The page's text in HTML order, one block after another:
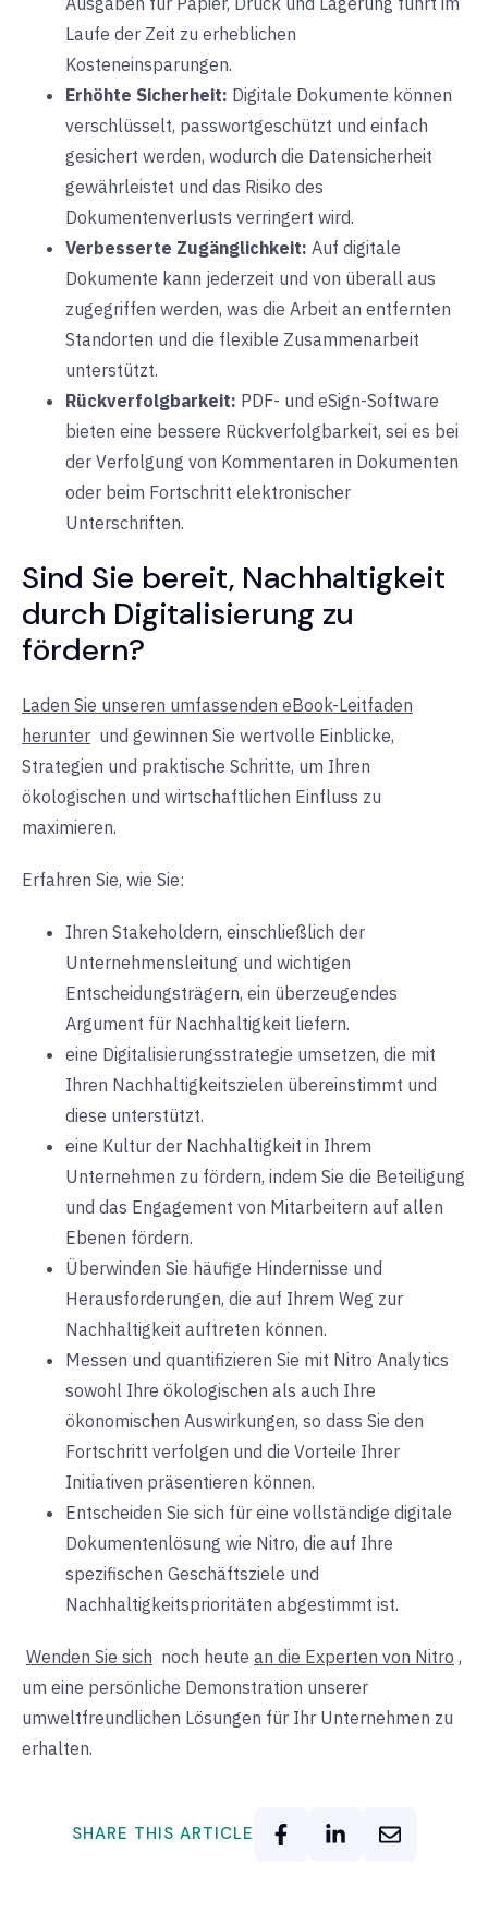
Laufe der Zeit zu erheblichen
Kosteneinsparungen.
Erhöhte Sicherheit: Digitale Dokumente können
verschlüsselt, passwortgeschützt und einfach
gesichert werden, wodurch die Datensicherheit
gewährleistet und das Risiko des
Dokumentenverlusts verringert wird.
Verbesserte Zugänglichkeit: Auf digitale
Dokumente kann jederzeit und von überall aus
zugegriffen werden, was die Arbeit an entfernten
Standorten und die flexible Zusammenarbeit
unterstützt.
Rückverfolgbarkeit: PDF- und eSign-Software
bieten eine bessere Rückverfolgbarkeit, sei es bei
der Verfolgung von Kommentaren in Dokumenten
oder beim Fortschritt elektronischer
Unterschriften.
Sind Sie bereit, Nachhaltigkeit
durch Digitalisierung zu
fördern?
Laden Sie unseren umfassenden eBook-Leitfaden
herunter und gewinnen Sie wertvolle Einblicke,
Strategien und praktische Schritte, um Ihren
ökologischen und wirtschaftlichen Einfluss zu
maximieren.
Erfahren Sie, wie Sie:
Ihren Stakeholdern, einschließlich der
Unternehmensleitung und wichtigen
Entscheidungsträgern, ein überzeugendes
Argument für Nachhaltigkeit liefern.
eine Digitalisierungsstrategie umsetzen, die mit
Ihren Nachhaltigkeitszielen übereinstimmt und
diese unterstützt.
eine Kultur der Nachhaltigkeit in Ihrem
Unternehmen zu fördern, indem Sie die Beteiligung
und das Engagement von Mitarbeitern auf allen
Ebenen fördern.
Überwinden Sie häufige Hindernisse und
Herausforderungen, die auf Ihrem Weg zur
Nachhaltigkeit auftreten können.
Messen und quantifizieren Sie mit Nitro Analytics
sowohl Ihre ökologischen als auch Ihre
ökonomischen Auswirkungen, so dass Sie den
Fortschritt verfolgen und die Vorteile Ihrer
Initiativen präsentieren können.
Entscheiden Sie sich für eine vollständige digitale
Dokumentenlösung wie Nitro, die auf Ihre
spezifischen Geschäftsziele und
Nachhaltigkeitsprioritäten abgestimmt ist.
Wenden Sie sich noch heute an die Experten von Nitro ,
um eine persönliche Demonstration unserer
umweltfreundlichen Lösungen für Ihr Unternehmen zu
erhalten.
SHARE THIS ARTICLE